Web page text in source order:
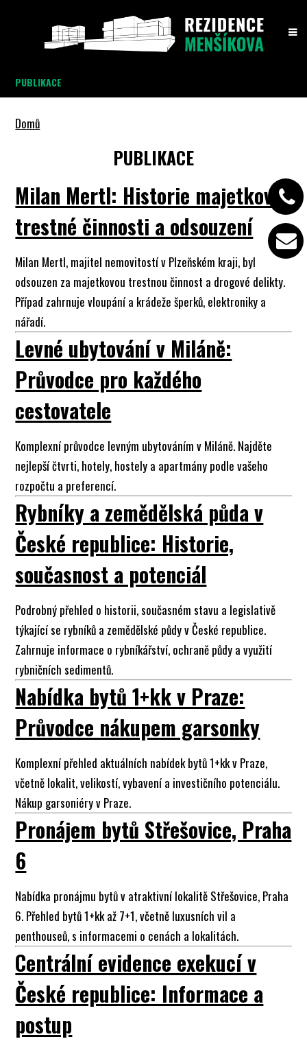
PUBLIKACE
Domů
PUBLIKACE
Milan Mertl: Historie majetkové
trestné činnosti a odsouzení
Milan Mertl, majitel nemovitostí v Plzeňském kraji, byl
odsouzen za majetkovou trestnou činnost a drogové delikty.
Případ zahrnuje vloupání a krádeže šperků, elektroniky a
nářadí.
Levné ubytování v Miláně:
Průvodce pro každého
cestovatele
Komplexní průvodce levným ubytováním v Miláně. Najděte
nejlepší čtvrti, hotely, hostely a apartmány podle vašeho
rozpočtu a preferencí.
Rybníky a zemědělská půda v
České republice: Historie,
současnost a potenciál
Podrobný přehled o historii, současném stavu a legislativě
týkající se rybníků a zemědělské půdy v České republice.
Zahrnuje informace o rybníkářství, ochraně půdy a využití
rybničních sedimentů.
Nabídka bytů 1+kk v Praze:
Průvodce nákupem garsonky
Komplexní přehled aktuálních nabídek bytů 1+kk v Praze,
včetně lokalit, velikostí, vybavení a investičního potenciálu.
Nákup garsoniéry v Praze.
Pronájem bytů Střešovice, Praha
6
Nabídka pronájmu bytů v atraktivní lokalitě Střešovice, Praha
6. Přehled bytů 1+kk až 7+1, včetně luxusních vil a
penthouseů, s informacemi o cenách a lokalitách.
Centrální evidence exekucí v
České republice: Informace a
postup